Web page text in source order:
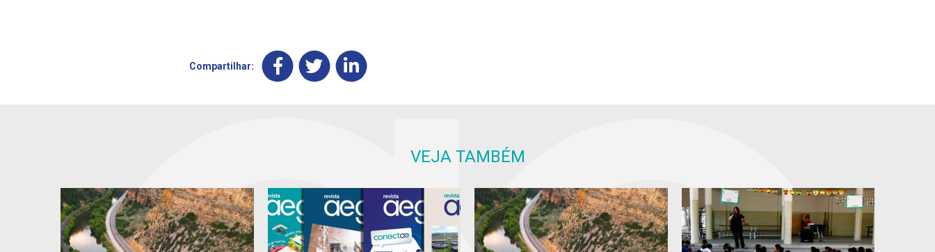
Compartilhar:
VEJA TAMBÉM